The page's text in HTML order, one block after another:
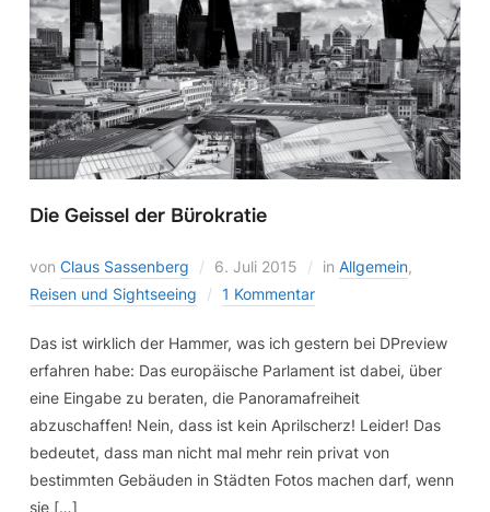
Die Geissel der Bürokratie
von Claus Sassenberg 6. Juli 2015 in Allgemein,
Reisen und Sightseeing
1 Kommentar
Das ist wirklich der Hammer, was ich gestern bei DPreview
erfahren habe: Das europäische Parlament ist dabei, über
eine Eingabe zu beraten, die Panoramafreiheit
abzuschaffen! Nein, dass ist kein Aprilscherz! Leider! Das
bedeutet, dass man nicht mal mehr rein privat von
bestimmten Gebäuden in Städten Fotos machen darf, wenn
sie […]